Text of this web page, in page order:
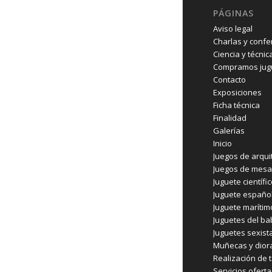
PÁGINAS
Aviso legal
Charlas y
Ciencia y
Compramos
Contacto
Exposiciones
Ficha técnica
Finalidad
Galerías
Inicio
Juegos de
Juegos de mesa
Juguete
Juguete
Juguete
Juguetes del
Juguetes
Muñecas y
Realización de